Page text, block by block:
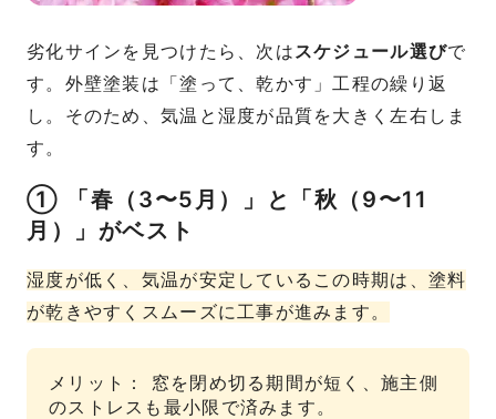
劣化サインを見つけたら、次はスケジュール選びで
す。外壁塗装は「塗って、乾かす」工程の繰り返
し。そのため、気温と湿度が品質を大きく左右しま
す。
① 「春（3〜5月）」と「秋（9〜11
月）」がベスト
湿度が低く、気温が安定しているこの時期は、塗料
が乾きやすくスムーズに工事が進みます。
メリット： 窓を閉め切る期間が短く、施主側
のストレスも最小限で済みます。